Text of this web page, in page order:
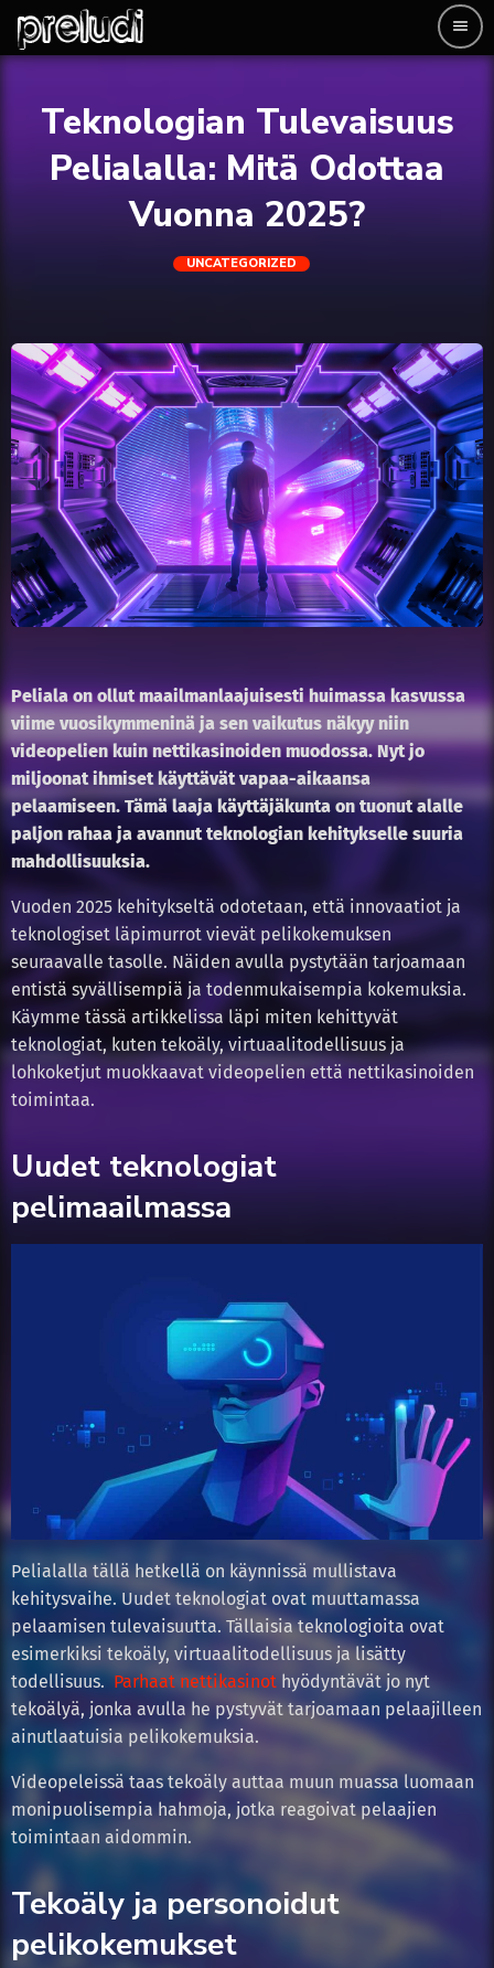
menu
Teknologian Tulevaisuus
Pelialalla: Mitä Odottaa
Vuonna 2025?
UNCATEGORIZED
Peliala on ollut maailmanlaajuisesti huimassa kasvussa
viime vuosikymmeninä ja sen vaikutus näkyy niin
videopelien kuin nettikasinoiden muodossa. Nyt jo
miljoonat ihmiset käyttävät vapaa-aikaansa
pelaamiseen. Tämä laaja käyttäjäkunta on tuonut alalle
paljon rahaa ja avannut teknologian kehitykselle suuria
mahdollisuuksia.
Vuoden 2025 kehitykseltä odotetaan, että innovaatiot ja
teknologiset läpimurrot vievät pelikokemuksen
seuraavalle tasolle. Näiden avulla pystytään tarjoamaan
entistä syvällisempiä ja todenmukaisempia kokemuksia.
Käymme tässä artikkelissa läpi miten kehittyvät
teknologiat, kuten tekoäly, virtuaalitodellisuus ja
lohkoketjut muokkaavat videopelien että nettikasinoiden
toimintaa.
Uudet teknologiat
pelimaailmassa
Pelialalla tällä hetkellä on käynnissä mullistava
kehitysvaihe. Uudet teknologiat ovat muuttamassa
pelaamisen tulevaisuutta. Tällaisia teknologioita ovat
esimerkiksi tekoäly, virtuaalitodellisuus ja lisätty
todellisuus. Parhaat nettikasinot hyödyntävät jo nyt
tekoälyä, jonka avulla he pystyvät tarjoamaan pelaajilleen
ainutlaatuisia pelikokemuksia.
Videopeleissä taas tekoäly auttaa muun muassa luomaan
monipuolisempia hahmoja, jotka reagoivat pelaajien
toimintaan aidommin.
Tekoäly ja personoidut
pelikokemukset